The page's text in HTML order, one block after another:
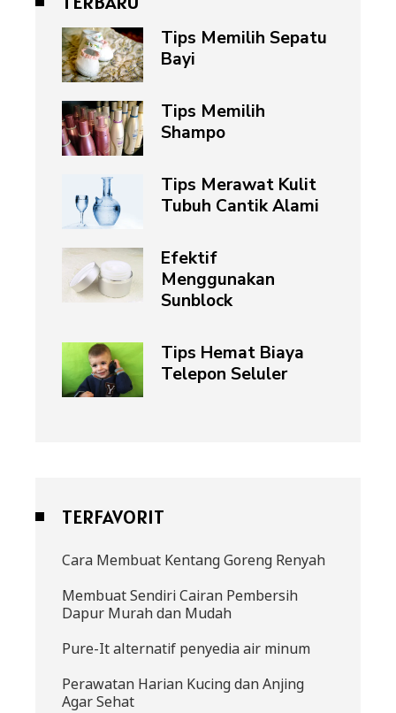
Tips Memilih Sepatu
Bayi
Tips Memilih
Shampo
Tips Merawat Kulit
Tubuh Cantik Alami
Efektif
Menggunakan
Sunblock
Tips Hemat Biaya
Telepon Seluler
TERFAVORIT
Cara Membuat Kentang Goreng Renyah
Membuat Sendiri Cairan Pembersih
Dapur Murah dan Mudah
Pure-It alternatif penyedia air minum
Perawatan Harian Kucing dan Anjing
Agar Sehat